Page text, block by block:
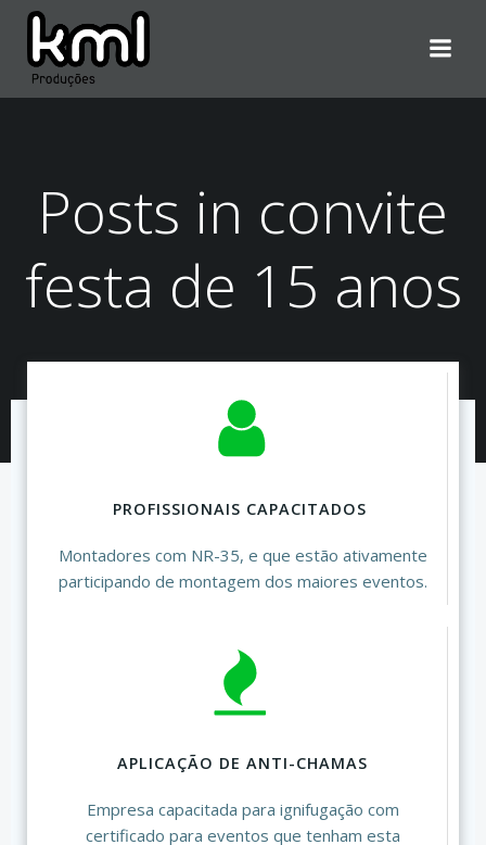
Posts in convite
festa de 15 anos
PROFISSIONAIS CAPACITADOS
Montadores com NR-35, e que estão ativamente
participando de montagem dos maiores eventos.
APLICAÇÃO DE ANTI-CHAMAS
Empresa capacitada para ignifugação com
certificado para eventos que tenham esta